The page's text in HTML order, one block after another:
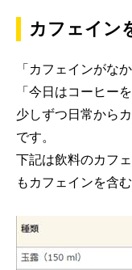
カフェイン
「カフェインがな
「今日はコーヒー
少しずつ日常から
です。
下記は飲料のカフ
もカフェインを含